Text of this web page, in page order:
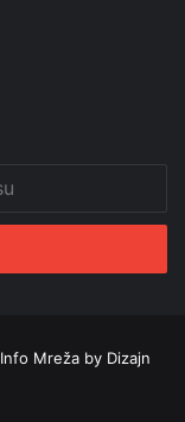
Info Mreža by Dizajn